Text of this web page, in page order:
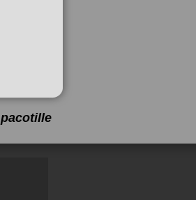
pacotille